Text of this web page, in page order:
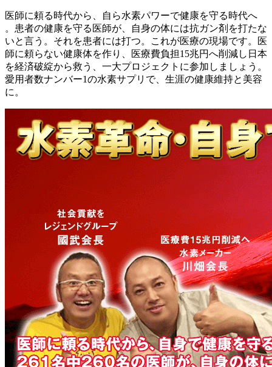
医師に頼る時代から、自ら水素パワーで健康を守る時代へ
。患者の健康を守る医師が、自身の体には抗ガン剤を打たな
いと言う。それを患者には打つ。これが医療の現場です。医
師に頼らない健康体を作り、医療費負担15兆円へ削減し日本
を経済破綻から救う、一大プロジェクトに参加しましょう。
愛用者数ナンバー1の水素サプリで、生涯の健康維持と美容
に。